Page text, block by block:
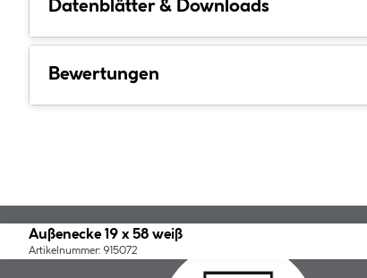
Datenblätter & Downloads
Bewertungen
Außenecke 19 x 58 weiß
Artikelnummer: 915072